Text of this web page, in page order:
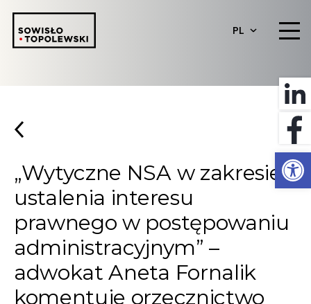
PL
„Wytyczne NSA w zakresie
ustalenia interesu
prawnego w postępowaniu
administracyjnym” –
adwokat Aneta Fornalik
komentuje orzecznictwo